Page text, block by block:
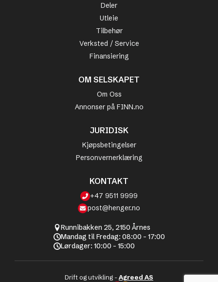
Deler
Utleie
Tilbehør
Verksted / Service
Finansiering
OM SELSKAPET
Om Oss
Annonser på FINN.no
JURIDISK
Kjøpsbetingelser
Personvernerklæring
KONTAKT
+47 9511 9999
post@henger.no
Runnibakken 25, 2150 Årnes
Mandag til Fredag: 08:00 - 17:00
Lørdager: 10:00 - 15:00
Drift og utvikling -Agreed AS